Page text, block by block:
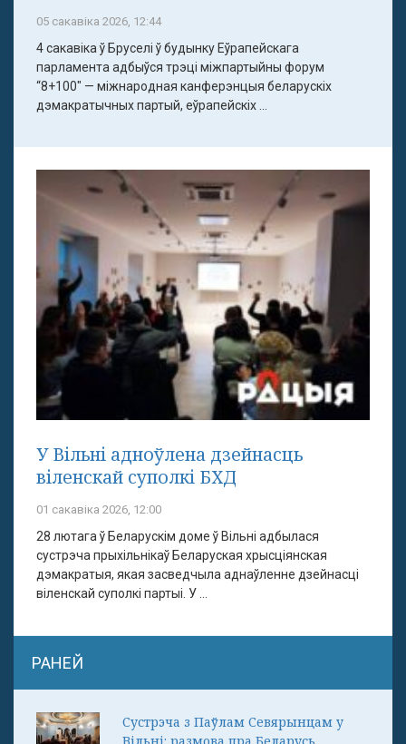
05 сакавіка 2026, 12:44
4 сакавіка ў Бруселі ў будынку Еўрапейскага
парламента адбыўся трэці міжпартыйны форум
“8+100" — міжнародная канферэнцыя беларускіх
дэмакратычных партый, еўрапейскіх ...
У Вільні адноўлена дзейнасць
віленскай суполкі БХД
01 сакавіка 2026, 12:00
28 лютага ў Беларускім доме ў Вільні адбылася
сустрэча прыхільнікаў Беларуская хрысціянская
дэмакратыя, якая засведчыла аднаўленне дзейнасці
віленскай суполкі партыі. У ...
РАНЕЙ
Сустрэча з Паўлам Севярынцам у